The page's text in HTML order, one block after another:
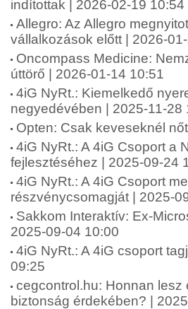
indítottak | 2026-02-19 10:54
Allegro: Az Allegro
vállalkozások előtt | 2026-
Oncompass Medicine:
úttörő | 2026-01-14 10:51
4iG NyRt.: Kiemelkedő
negyedévében | 2025-11-28
Opten: Csak keveseknél
4iG NyRt.: A 4iG Csoport a
fejlesztéséhez | 2025-09-24
4iG NyRt.: A 4iG Csoport
részvénycsomagját | 2025-
Sakkom Interaktív: Ex-
2025-09-04 10:00
4iG NyRt.: A 4iG csoport
09:25
cegcontrol.hu: Honnan
biztonság érdekében? |